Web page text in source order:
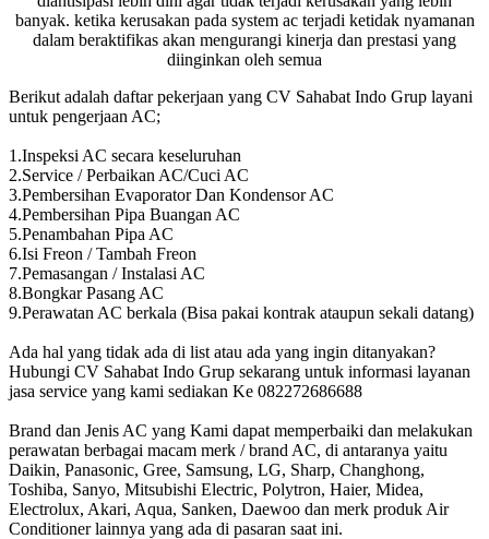
banyak. ketika kerusakan pada system ac terjadi ketidak nyamanan
dalam beraktifikas akan mengurangi kinerja dan prestasi yang
diinginkan oleh semua
Berikut adalah daftar pekerjaan yang CV Sahabat Indo Grup layani
untuk pengerjaan AC;
1.Inspeksi AC secara keseluruhan
2.Service / Perbaikan AC/Cuci AC
3.Pembersihan Evaporator Dan Kondensor AC
4.Pembersihan Pipa Buangan AC
5.Penambahan Pipa AC
6.Isi Freon / Tambah Freon
7.Pemasangan / Instalasi AC
8.Bongkar Pasang AC
9.Perawatan AC berkala (Bisa pakai kontrak ataupun sekali datang)
Ada hal yang tidak ada di list atau ada yang ingin ditanyakan?
Hubungi CV Sahabat Indo Grup sekarang untuk informasi layanan
jasa service yang kami sediakan Ke 082272686688
Brand dan Jenis AC yang Kami dapat memperbaiki dan melakukan
perawatan berbagai macam merk / brand AC, di antaranya yaitu
Daikin, Panasonic, Gree, Samsung, LG, Sharp, Changhong,
Toshiba, Sanyo, Mitsubishi Electric, Polytron, Haier, Midea,
Electrolux, Akari, Aqua, Sanken, Daewoo dan merk produk Air
Conditioner lainnya yang ada di pasaran saat ini.